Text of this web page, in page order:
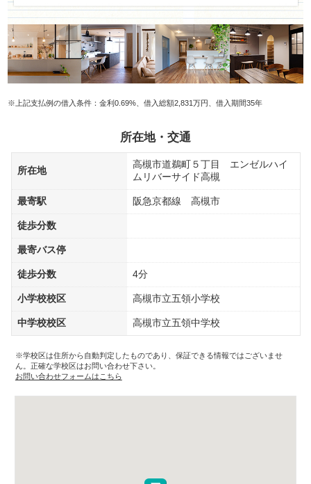
※上記支払例の借入条件：金利0.69%、借入総額2,831万円、借入期間35年
所在地・交通
所在地
高槻市道鵜町５丁目 エンゼルハイ
ムリバーサイド高槻
最寄駅 阪急京都線 高槻市
徒歩分数
最寄バス停
徒歩分数 4分
小学校校区 高槻市立五領小学校
中学校校区 高槻市立五領中学校
※学校区は住所から自動判定したものであり、保証できる情報ではございませ
ん。正確な学校区はお問い合わせ下さい。
お問い合わせフォームはこちら